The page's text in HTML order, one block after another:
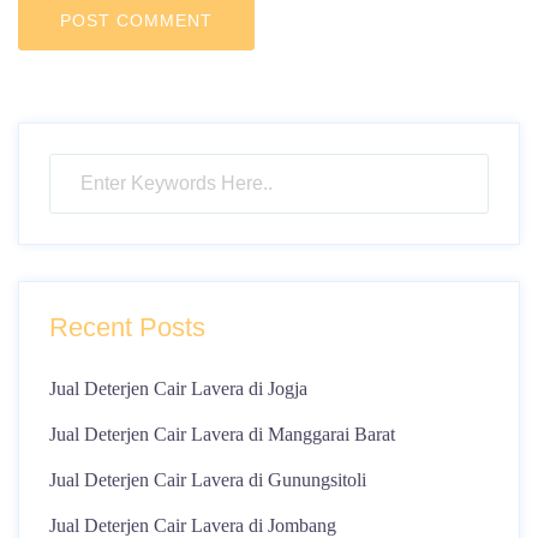
Recent Posts
Jual Deterjen Cair Lavera di Jogja
Jual Deterjen Cair Lavera di Manggarai Barat
Jual Deterjen Cair Lavera di Gunungsitoli
Jual Deterjen Cair Lavera di Jombang